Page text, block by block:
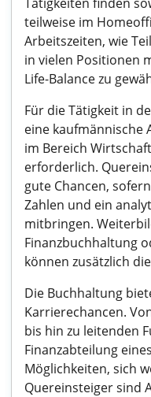
teilweise im
Arbeitszeiten, wie
in vielen Positionen
Life-Balance zu
Für die Tätigkeit in
eine kaufmännische
im Bereich
erforderlich.
gute Chancen,
Zahlen und ein
mitbringen.
Finanzbuchhaltung
können zusätzlich
Die Buchhaltung
Karrierechancen.
bis hin zu leitenden
Finanzabteilung
Möglichkeiten, sich
Quereinsteiger sind